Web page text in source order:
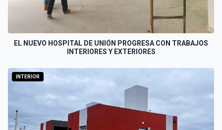
EL NUEVO HOSPITAL DE UNIÓN PROGRESA CON TRABAJOS
INTERIORES Y EXTERIORES
INTERIOR